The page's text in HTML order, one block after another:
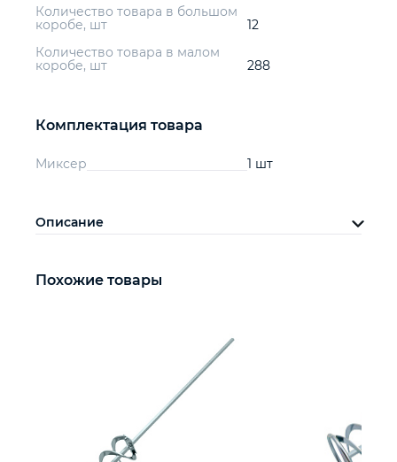
Количество товара в большом
коробе, шт
12
Количество товара в малом
коробе, шт
288
Комплектация товара
Миксер 1 шт
Описание
Похожие товары